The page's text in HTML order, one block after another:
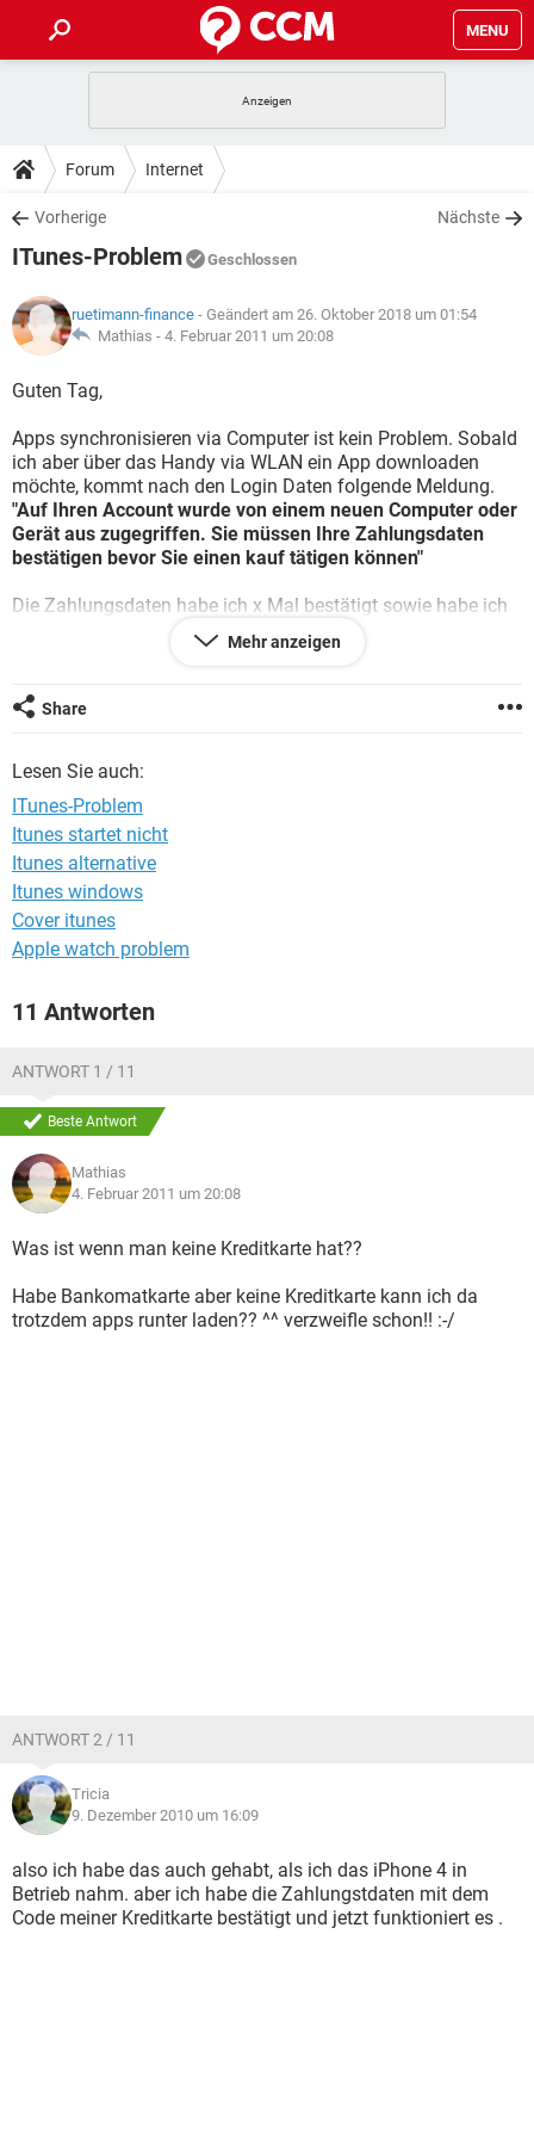
MENU
ANDROID
WINDOWS 10
WHATSAPP TIKTOK
FACEBOOK
TIPPS & TRICKS
SPIELE
WHATSAPP TIKTOK
FACEBOOK
DOWNLOADS
SPIELE STREAMING
ANDROID
WINDOWS 10 INSTAGRAM
WHATSAPP
SPIELE STREAMING
ANDROID
WINDOWS 10
WHATSAPP TIKTOK
FACEBOOK HARDWARE
LEXIKON
SPIELE
WINDOWS 10 INSTAGRAM
WHATSAPP TIKTOK
FACEBOOK HARDWARE
Forum Internet
Vorherige Nächste
ITunes-Problem Geschlossen
ruetimann-finance - Geändert am 26. Oktober 2018 um 01:54
Mathias - 4. Februar 2011 um 20:08
Guten Tag,
Apps synchronisieren via Computer ist kein Problem. Sobald
ich aber über das Handy via WLAN ein App downloaden
möchte, kommt nach den Login Daten folgende Meldung.
"Auf Ihren Account wurde von einem neuen Computer oder
Gerät aus zugegriffen. Sie müssen Ihre Zahlungsdaten
bestätigen bevor Sie einen kauf tätigen können"
Die Zahlungsdaten habe ich x Mal bestätigt sowie habe ich
mich jeweils auch aus iTunes ausgeloggt.
Mehr anzeigen
Share
Lesen Sie auch:
ITunes-Problem
Itunes startet nicht
Itunes alternative
Itunes windows
Cover itunes
Apple watch problem
11 Antworten
ANTWORT 1 / 11
Beste Antwort
Mathias
4. Februar 2011 um 20:08
Was ist wenn man keine Kreditkarte hat??
Habe Bankomatkarte aber keine Kreditkarte kann ich da
trotzdem apps runter laden?? ^^ verzweifle schon!! :-/
ANTWORT 2 / 11
Tricia
9. Dezember 2010 um 16:09
also ich habe das auch gehabt, als ich das iPhone 4 in
Betrieb nahm. aber ich habe die Zahlungstdaten mit dem
Code meiner Kreditkarte bestätigt und jetzt funktioniert es .